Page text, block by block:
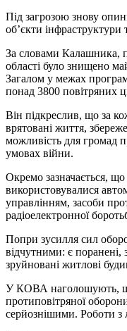
Під загрозою знову
об’єкти
За словами Калашника,
області було знищено
Загалом у межах
понад 3800 повітряних
Він підкреслив, що за
врятовані життя,
можливість для громад
умовах війни.
Окремо зазначається, що
використовувалися
управлінням, засоби
радіоелектронної
Попри зусилля сил
відчутними: є поранені,
зруйновані житлові
У КОВА наголошують,
протиповітряної
серйознішими. Роботи з